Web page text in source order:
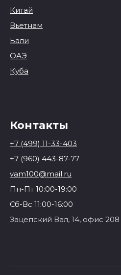
Китай
Вьетнам
Бали
ОАЭ
Куба
Контакты
+7 (499) 11-33-403
+7 (960) 443-87-77
vam100@mail.ru
Пн-Пт 10:00-19:00
Сб-Вс 11:00-16:00
Зацепский Вал, 14, офис 208